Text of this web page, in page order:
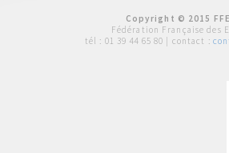
Copyright © 2015
Fédération Française des
tél : 01 39 44 65 80 | contact :